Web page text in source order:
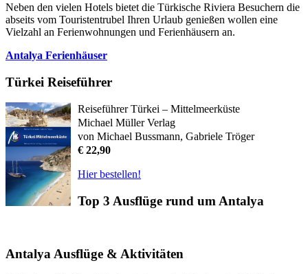
Neben den vielen Hotels bietet die Türkische Riviera Besuchern die
abseits vom Touristentrubel Ihren Urlaub genießen wollen eine
Vielzahl an Ferienwohnungen und Ferienhäusern an.
Antalya Ferienhäuser
Türkei Reiseführer
Reiseführer Türkei – Mittelmeerküste
Michael Müller Verlag
von Michael Bussmann, Gabriele Tröger
€ 22,90
Hier bestellen!
Top 3 Ausflüge rund um Antalya
Antalya Ausflüge & Aktivitäten